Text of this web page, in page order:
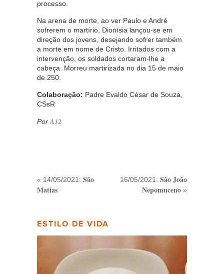
processo.
Na arena de morte, ao ver Paulo e André
sofrerem o martírio, Dionísia lançou-se em
direção dos jovens, desejando sofrer também
a morte em nome de Cristo. Irritados com a
intervenção, os soldados cortaram-lhe a
cabeça. Morreu martirizada no dia 15 de maio
de 250.
Colaboração: Padre Evaldo César de Souza,
CSsR
Por A12
« 14/05/2021: São
Matias
16/05/2021: São João
Nepomuceno »
ESTILO DE VIDA